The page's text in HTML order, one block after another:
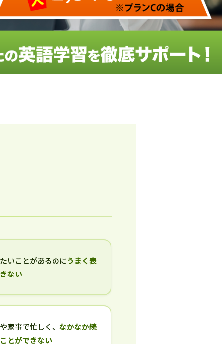
いことがあるのにうまく表
ない
家事で忙しく、なかなか続
とができない